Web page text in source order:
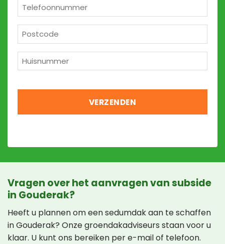
*
*
*
Vragen over het aanvragen van subside
in Gouderak?
Heeft u plannen om een sedumdak aan te schaffen
in Gouderak? Onze groendakadviseurs staan voor u
klaar. U kunt ons bereiken per e-mail of telefoon.